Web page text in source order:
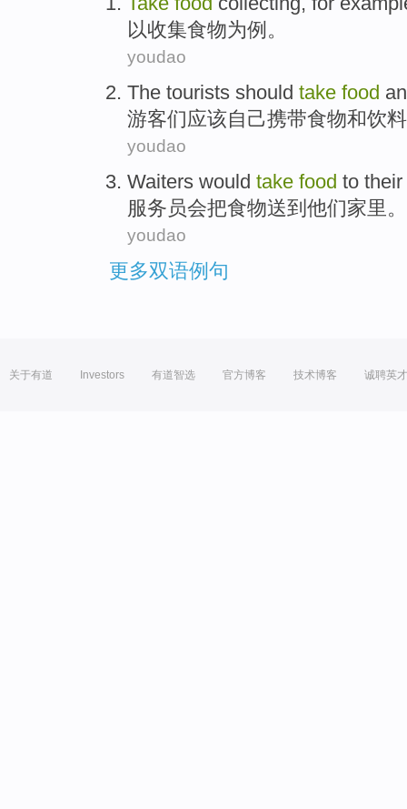
以收集食物为例 。
youdao
The tourists should take food
游客们应该自己携带食物和饮料
youdao
Waiters would take food to
服务员会把食物送到他们家里。
youdao
更多双语例句
关于有道 Investors 有道智选 官方博客 技术博客 诚聘英才